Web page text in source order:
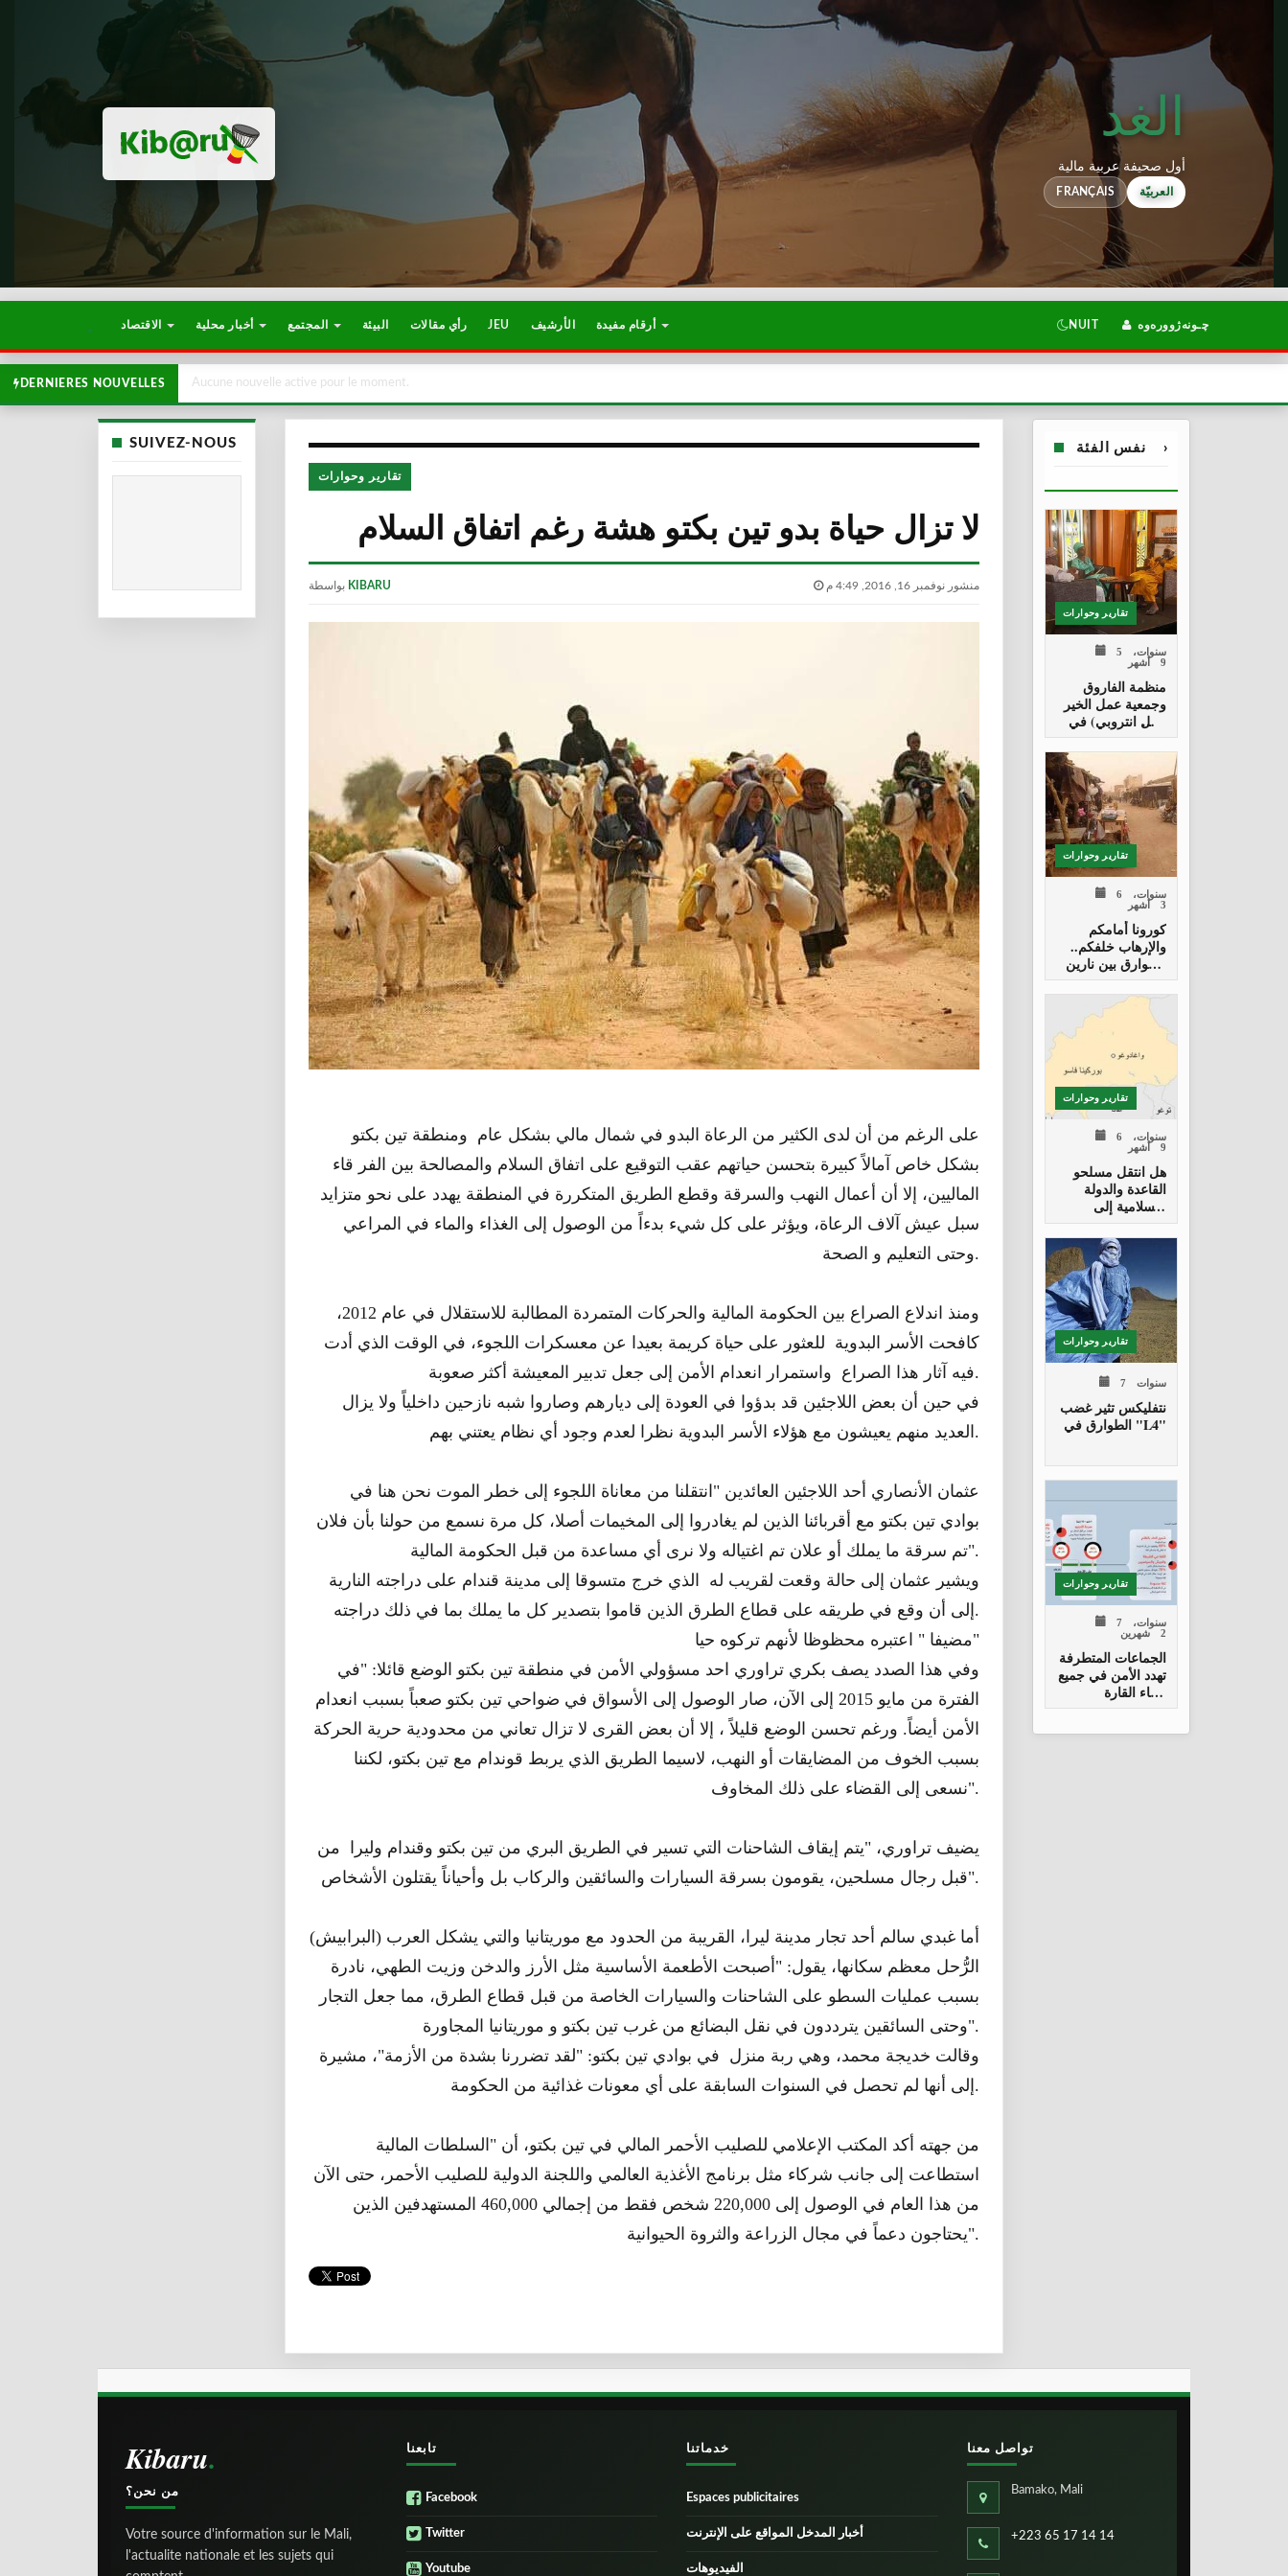
الغد
أول صحيفة عربية مالية
FRANÇAIS العربيّة
البيئة رأي مقالات JEU الأرشيف NUIT چـونەژوورەوە
DERNIERES NOUVELLES Aucune nouvelle active pour le moment.
SUIVEZ-NOUS
تقارير وحوارات
لا تزال حياة بدو تين بكتو هشة رغم اتفاق السلام
KIBARU منشور نوفمبر 16, 2016, 4:49 م
على الرغم من أن لدى الكثير من الرعاة البدو في شمال مالي بشكل عام ومنطقة تين بكتو
بشكل خاص آمالاً كبيرة بتحسن حياتهم عقب التوقيع على اتفاق السلام والمصالحة بين الفر قاء
الماليين، إلا أن أعمال النهب والسرقة وقطع الطريق المتكررة في المنطقة يهدد على نحو متزايد
سبل عيش آلاف الرعاة، ويؤثر على كل شيء بدءاً من الوصول إلى الغذاء والماء في المراعي
وحتى التعليم و الصحة.
ومنذ اندلاع الصراع بين الحكومة المالية والحركات المتمردة المطالبة للاستقلال في عام 2012،
كافحت الأسر البدوية للعثور على حياة كريمة بعيدا عن معسكرات اللجوء، في الوقت الذي أدت
فيه آثار هذا الصراع واستمرار انعدام الأمن إلى جعل تدبير المعيشة أكثر صعوبة.
العديد منهم يعيشون مع هؤلاء الأسر البدوية نظرا لعدم وجود أي نظام يعتني بهم.
عثمان الأنصاري أحد اللاجئين العائدين "انتقلنا من معاناة اللجوء إلى خطر الموت نحن هنا في
بوادي تين بكتو مع أقربائنا الذين لم يغادروا إلى المخيمات أصلا، كل مرة نسمع من حولنا بأن فلان
تم سرقة ما يملك أو علان تم اغتياله ولا نرى أي مساعدة من قبل الحكومة المالية".
إلى أن وقع في طريقه على قطاع الطرق الذين قاموا بتصدير كل ما يملك بما في ذلك دراجته.
مضيفا " اعتبره محظوظا لأنهم تركوه حيا"
وفي هذا الصدد يصف بكري تراوري احد مسؤولي الأمن في منطقة تين بكتو الوضع قائلا: "في
الفترة من مايو 2015 إلى الآن، صار الوصول إلى الأسواق في ضواحي تين بكتو صعباً بسبب انعدام
الأمن أيضاً. ورغم تحسن الوضع قليلاً ، إلا أن بعض القرى لا تزال تعاني من محدودية حرية الحركة
بسبب الخوف من المضايقات أو النهب، لاسيما الطريق الذي يربط قوندام مع تين بكتو، لكننا
نسعى إلى القضاء على ذلك المخاوف".
يضيف تراوري، "يتم إيقاف الشاحنات التي تسير في الطريق البري من تين بكتو وقندام وليرا من
قبل رجال مسلحين، يقومون بسرقة السيارات والسائقين والركاب بل وأحياناً يقتلون الأشخاص".
أما غبدي سالم أحد تجار مدينة ليرا، القريبة من الحدود مع موريتانيا والتي يشكل العرب (البرابيش)
الرُّحل معظم سكانها، يقول: "أصبحت الأطعمة الأساسية مثل الأرز والدخن وزيت الطهي، نادرة
بسبب عمليات السطو على الشاحنات والسيارات الخاصة من قبل قطاع الطرق، مما جعل التجار
وحتى السائقين يترددون في نقل البضائع من غرب تين بكتو و موريتانيا المجاورة".
إلى أنها لم تحصل في السنوات السابقة على أي معونات غذائية من الحكومة.
من جهته أكد المكتب الإعلامي للصليب الأحمر المالي في تين بكتو، أن "السلطات المالية
استطاعت إلى جانب شركاء مثل برنامج الأغذية العالمي واللجنة الدولية للصليب الأحمر، حتى الآن
من هذا العام في الوصول إلى 220,000 شخص فقط من إجمالي 460,000 المستهدفين الذين
يحتاجون دعماً في مجال الزراعة والثروة الحيوانية".
نفس الفئة ›
تقارير وحوارات
5 سنوات،
9 أشهر
منظمة الفاروق
وجمعية عمل الخير
(فيل انتروبي) في
لقاء تلفيزوني
تقارير وحوارات
6 سنوات،
3 أشهر
كورونا أمامكم
والإرهاب خلفكم..
الطوارق بين نارين
في الصحراء
تقارير وحوارات
6 سنوات،
9 أشهر
هل انتقل مسلحو
القاعدة والدولة
الإسلامية إلى
بوركينا فاسو؟
تقارير وحوارات
7 سنوات
نتفليكس تثير غضب
الطوارق في "L4"
تقارير وحوارات
7 سنوات،
2 شهرين
‬أنحاء‭ ‬القارة
السمراء
Kibaru
من نحن؟
Votre source d'information sur le Mali,
l'actualite nationale et les sujets qui
تابعنا
Facebook
Twitter
Youtube
خدماتنا
Espaces publicitaires
أخبار المدخل المواقع على الإنترنت
الفيديوهات
تواصل معنا
Bamako, Mali
+223 65 17 14 14